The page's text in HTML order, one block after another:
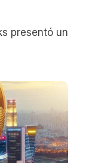
presentó un